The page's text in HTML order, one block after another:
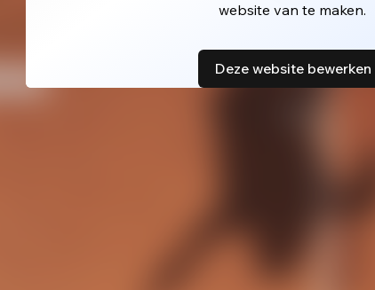
website van te maken.
Deze website bewerken